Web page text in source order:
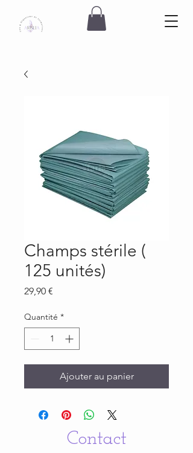
Champs stérile (
125 unités)
29,90 €
Quantité *
Ajouter au panier
Contact